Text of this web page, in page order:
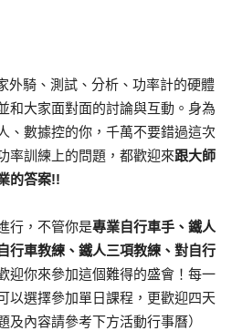
外騎、測試、分析、功率計的硬體
和大家面對面的討論與互動。身為
、數據控的你，千萬不要錯過這次
率訓練上的問題，都歡迎來跟大師
的答案!!
行，不管你是專業自行車手、鐵人
行車教練、鐵人三項教練、對自行
迎你來參加這個難得的盛會！每一
以選擇參加單日課程，更歡迎四天
內容請參考下方活動行事曆）